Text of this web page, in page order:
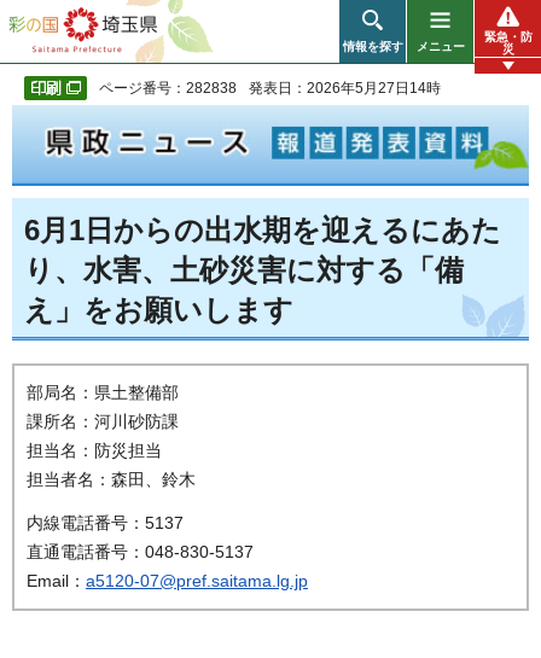
彩の国 埼玉県
情報を探す メニュー
緊急・防
災
ページ番号：282838 発表日：2026年5月27日14時
6月1日からの出水期を迎えるにあた
り、水害、土砂災害に対する「備
え」をお願いします
部局名：県土整備部
課所名：河川砂防課
担当名：防災担当
担当者名：森田、鈴木
内線電話番号：5137
直通電話番号：048-830-5137
Email： a5120-07@pref.saitama.lg.jp